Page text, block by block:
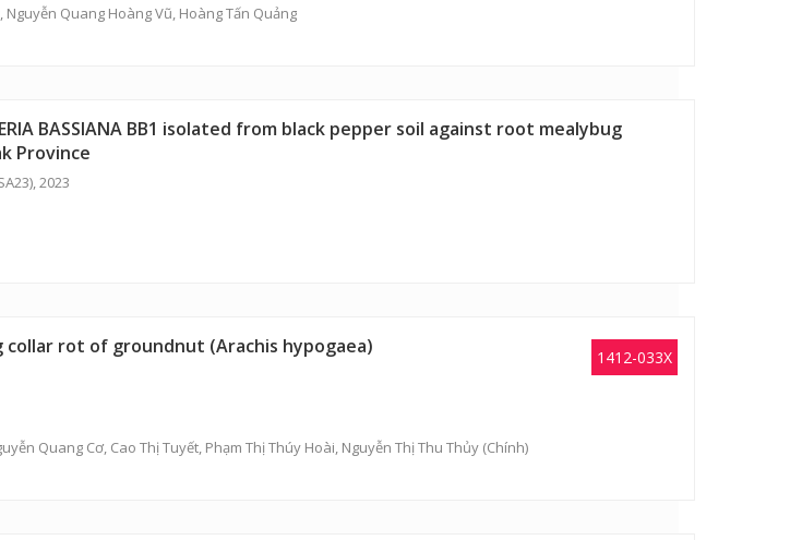
, Nguyễn Quang Hoàng Vũ, Hoàng Tấn Quảng
BASSIANA BB1 isolated from black pepper soil against root mealybug
Province
2023
1412-033X
rot of groundnut (Arachis hypogaea)
Quang Cơ, Cao Thị Tuyết, Phạm Thị Thúy Hoài, Nguyễn Thị Thu Thủy (Chính)